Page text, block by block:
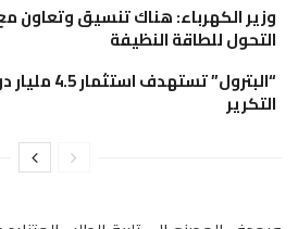
وزير الكهرباء: هناك تنسيق وتعاون
التحول للطاقة النظيفة
“البترول”
التكرير